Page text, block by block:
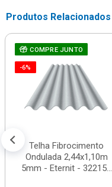
Produtos Relacionados
COMPRE JUNTO
-6%
Telha Fibrocimento
Ondulada 2,44x1,10m
5mm - Eternit - 32215...